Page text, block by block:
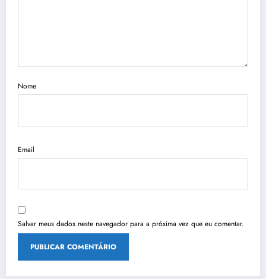
Nome
Email
Salvar meus dados neste navegador para a próxima vez que eu comentar.